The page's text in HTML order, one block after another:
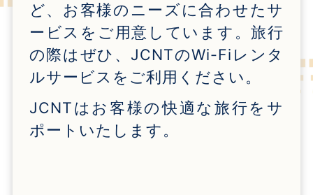
ど、お客様のニーズに合わせたサ
ービスをご用意しています。旅行
の際はぜひ、 JCNTのWi-Fi レンタ
ルサービスをご利用ください。
JCNTはお客様の快適な旅行をサ
ポートいたします。